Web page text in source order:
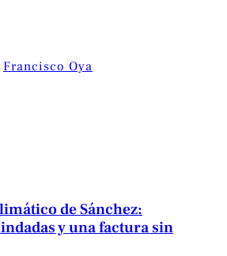
Francisco Oya
de Sánchez:
y una factura sin